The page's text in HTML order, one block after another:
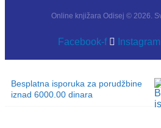
Online knjižara Odisej © 2026.
Facebook-f Instagram
Besplatna isporuka za porudžbine
iznad 6000.00 dinara